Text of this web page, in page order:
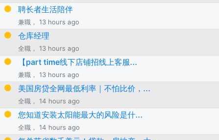
聘长者生活陪伴
兼職， 13 hours ago
仓库经理
全職， 13 hours ago
【part time线下店铺招线上客服...
兼職， 13 hours ago
美国房贷全网最低利率｜不怕比价，...
全職， 14 hours ago
您知道安装太阳能最大的风险是什...
全職， 14 hours ago